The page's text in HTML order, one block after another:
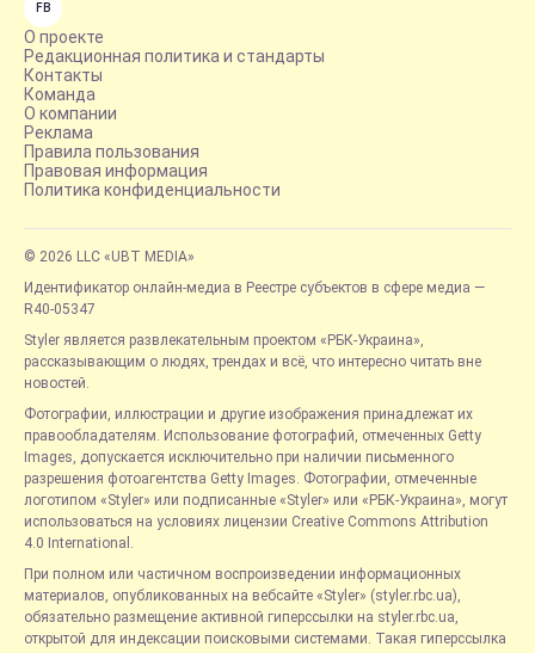
FB
О проекте
Редакционная политика и стандарты
Контакты
Команда
О компании
Реклама
Правила пользования
Правовая информация
Политика конфиденциальности
© 2026 LLC «UBT MEDIA»
Идентификатор онлайн-медиа в Реестре субъектов в сфере медиа —
R40-05347
Styler является развлекательным проектом «РБК-Украина»,
рассказывающим о людях, трендах и всё, что интересно читать вне
новостей.
Фотографии, иллюстрации и другие изображения принадлежат их
правообладателям. Использование фотографий, отмеченных Getty
Images, допускается исключительно при наличии письменного
разрешения фотоагентства Getty Images. Фотографии, отмеченные
логотипом «Styler» или подписанные «Styler» или «РБК-Украина», могут
использоваться на условиях лицензии Creative Commons Attribution
4.0 International.
При полном или частичном воспроизведении информационных
материалов, опубликованных на вебсайте «Styler» (styler.rbc.ua),
обязательно размещение активной гиперссылки на styler.rbc.ua,
открытой для индексации поисковыми системами. Такая гиперссылка